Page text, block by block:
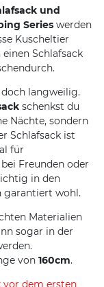
und
Series werden
Kuscheltier
Schlafsack
langweilig.
schenkst du
Nächte, sondern
Schlafsack ist
für
Freunden oder
in den
garantiert wohl.
Materialien
sogar in der
von 160cm.
vor dem ersten